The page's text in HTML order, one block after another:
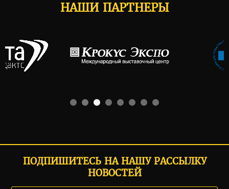
НАШИ ПАРТНЕРЫ
ПОДПИШИТЕСЬ НА НАШУ РАССЫЛКУ
НОВОСТЕЙ